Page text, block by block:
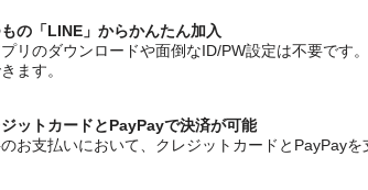
もの「LINE」からかんたん加入
リのダウンロードや面倒なID/PW設定は不要です
ます。
ジットカードとPayPayで決済が可能
お支払いにおいて、クレジットカードとPayPayを